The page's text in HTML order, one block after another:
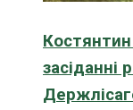
засіданні